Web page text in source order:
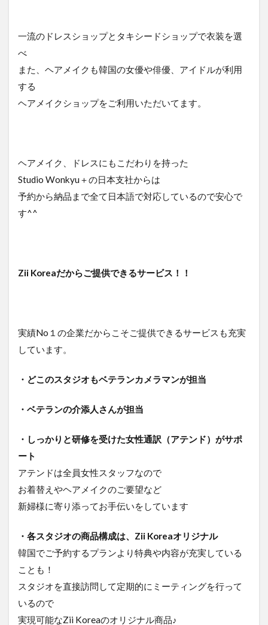
一流のドレスショップとタキシードショップで衣装を選
べ
また、ヘアメイクも韓国の女優や俳優、アイドルが利用
する
ヘアメイクショップをご利用いただいてます。
ヘアメイク、ドレスにもこだわりを持った
Studio Wonkyu＋の日本支社からは
予約から納品まで全て日本語で対応しているので安心で
す^^
Zii Koreaだからご提供できるサービス！！
実績No１の企業だからこそご提供できるサービスも充実
しています。
・どこのスタジオもベテランカメラマンが担当
・ベテランの介添人さんが担当
・しっかりと研修を受けた女性通訳（アテンド）がサポ
ート
アテンドは全員女性スタッフなので
お着替えやヘアメイクのご要望など
新婦様に寄り添ってお手伝いをしています
・各スタジオの商品構成は、Zii Koreaオリジナル
韓国でご予約するプランより特典や内容が充実している
ことも！
スタジオを直接訪問して定期的にミーティングを行って
いるので
実現可能なZii Koreaのオリジナル商品♪